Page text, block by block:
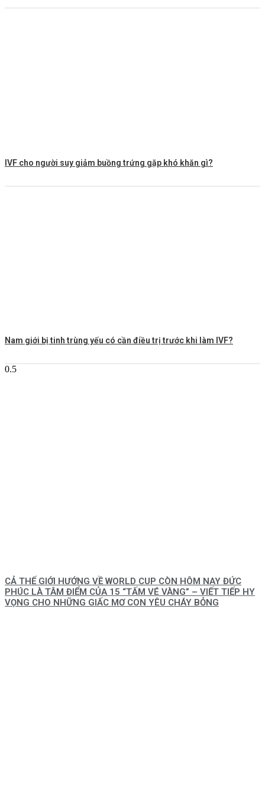
IVF cho người suy giảm buồng trứng gặp khó khăn gì?
Nam giới bị tinh trùng yếu có cần điều trị trước khi làm IVF?
CẢ THẾ GIỚI HƯỚNG VỀ WORLD CUP CÒN HÔM NAY ĐỨC
PHÚC LÀ TÂM ĐIỂM CỦA 15 “TẤM VÉ VÀNG” – VIẾT TIẾP HY
VỌNG CHO NHỮNG GIẤC MƠ CON YÊU CHÁY BỎNG